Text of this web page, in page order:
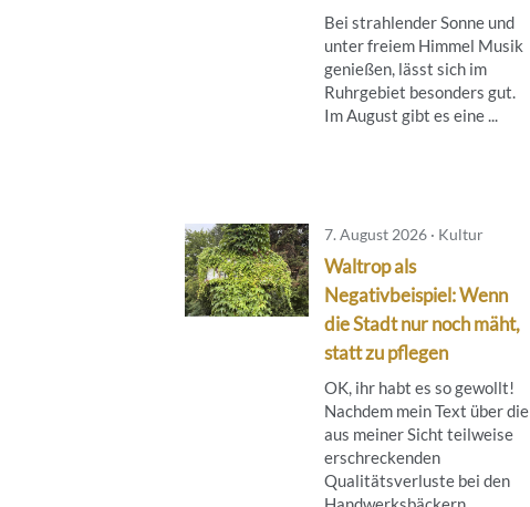
Bei strahlender Sonne und
unter freiem Himmel Musik
genießen, lässt sich im
Ruhrgebiet besonders gut.
Im August gibt es eine ...
7. August 2026 · Kultur
Waltrop als
Negativbeispiel: Wenn
die Stadt nur noch mäht,
statt zu pflegen
OK, ihr habt es so gewollt!
Nachdem mein Text über die
aus meiner Sicht teilweise
erschreckenden
Qualitätsverluste bei den